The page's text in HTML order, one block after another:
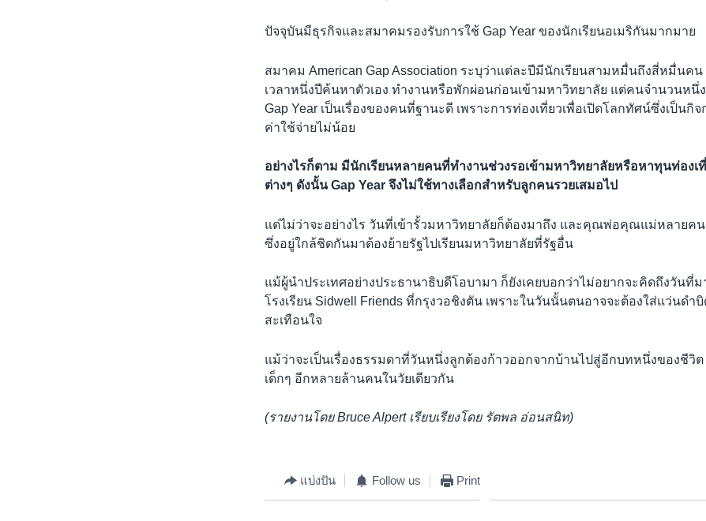
ปัจจุบันมีธุรกิจและสมาคมรองรับการใช้ Gap Year ของนักเรียนอเมริกันมากมาย
สมาคม American Gap Association ระบุว่าแต่ละปีมีนักเรียนสามหมื่นถึงสี่หมื่นคน
เวลาหนึ่งปีค้นหาตัวเอง ทำงานหรือพักผ่อนก่อนเข้ามหาวิทยาลัย แต่คนจำนวนหนึ่
Gap Year เป็นเรื่องของคนที่ฐานะดี เพราะการท่องเที่ยวเพื่อเปิดโลกทัศน์ซึ่งเป็นกิ
ค่าใช้จ่ายไม่น้อย
อย่างไรก็ตาม มีนักเรียนหลายคนที่ทำงานช่วงรอเข้ามหาวิทยาลัยหรือหาทุนท่องเ
ต่างๆ ดังนั้น Gap Year จึงไม่ใช้ทางเลือกสำหรับลูกคนรวยเสมอไป
แต่ไม่ว่าจะอย่างไร วันที่เข้ารั้วมหาวิทยาลัยก็ต้องมาถึง และคุณพ่อคุณแม่หลายค
ซึ่งอยู่ใกล้ชิดกันมาต้องย้ายรัฐไปเรียนมหาวิทยาลัยที่รัฐอื่น
แม้ผู้นำประเทศอย่างประธานาธิบดีโอบามา ก็ยังเคยบอกว่าไม่อยากจะคิดถึงวันที่ม
โรงเรียน Sidwell Friends ที่กรุงวอชิงตัน เพราะในวันนั้นตนอาจจะต้องใส่แว่นดำ
สะเทือนใจ
แม้ว่าจะเป็นเรื่องธรรมดาที่วันหนึ่งลูกต้องก้าวออกจากบ้านไปสู่อีกบทหนึ่งของชีวิต
เด็กๆ อีกหลายล้านคนในวัยเดียวกัน
(รายงานโดย Bruce Alpert เรียบเรียงโดย รัตพล อ่อนสนิท)
แบ่งปัน Follow us Print